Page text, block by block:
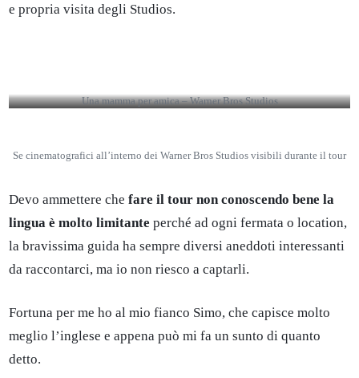
e propria visita degli Studios.
Una mamma per amica – Warner Bros Studios
Se cinematografici all’interno dei Warner Bros Studios visibili durante il tour
Devo ammettere che fare il tour non conoscendo bene la
lingua è molto limitante perché ad ogni fermata o location,
la bravissima guida ha sempre diversi aneddoti interessanti
da raccontarci, ma io non riesco a captarli.
Fortuna per me ho al mio fianco Simo, che capisce molto
meglio l’inglese e appena può mi fa un sunto di quanto
detto.